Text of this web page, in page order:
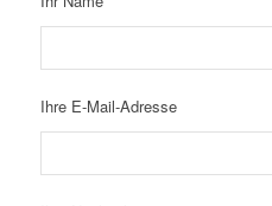
Ihre E-Mail-Adresse